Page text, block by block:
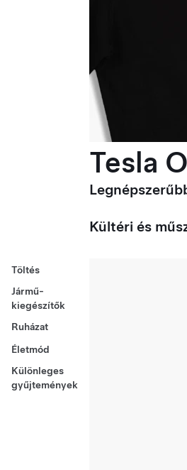
Töltés
Jármű-
kiegészítők
Ruházat
Életmód
Különleges
gyűjtemények
Tesla
Kültéri és